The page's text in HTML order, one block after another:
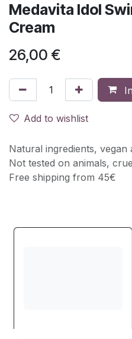
Medavita Idol
Cream
26,00 €
Add to wishlist
Natural ingredients, vegan
Not tested on animals,
Free shipping from 45€